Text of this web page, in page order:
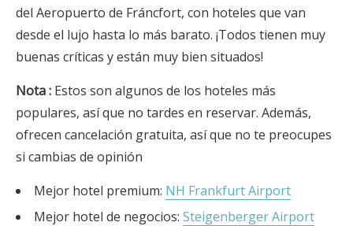
del Aeropuerto de Fráncfort, con hoteles que van
desde el lujo hasta lo más barato. ¡Todos tienen muy
buenas críticas y están muy bien situados!
Nota: Estos son algunos de los hoteles más
populares, así que no tardes en reservar. Además,
ofrecen cancelación gratuita, así que no te preocupes
si cambias de opinión
Mejor hotel premium: NH Frankfurt Airport
Mejor hotel de negocios: Steigenberger Airport